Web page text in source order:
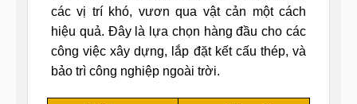
các vị trí khó, vươn qua vật cản một cách
hiệu quả. Đây là lựa chọn hàng đầu cho các
công việc xây dựng, lắp đặt kết cấu thép, và
bảo trì công nghiệp ngoài trời.